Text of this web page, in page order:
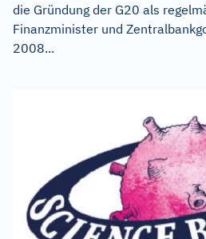
die Gründung der G20 als
Finanzminister und
2008...